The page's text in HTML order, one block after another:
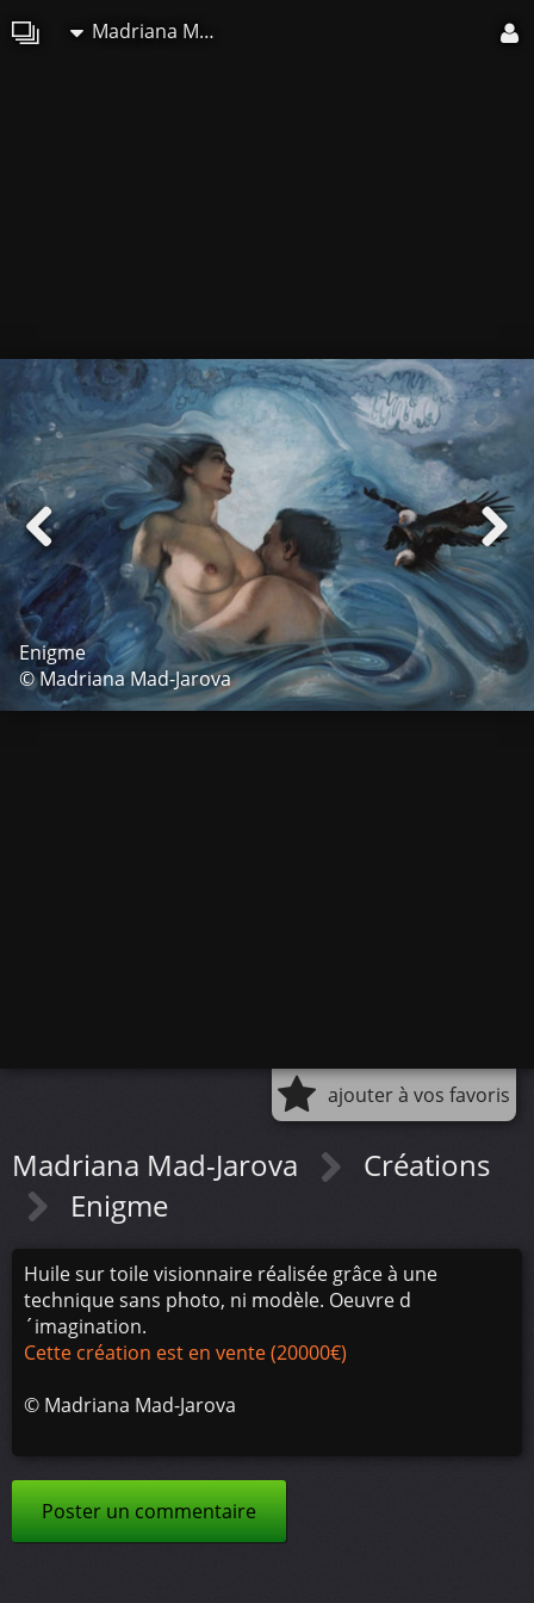
Madriana Mad-Jarova
Enigme
© Madriana Mad-Jarova
ajouter à vos favoris
Madriana Mad-Jarova
Créations
Enigme
Huile sur toile visionnaire réalisée grâce à une
technique sans photo, ni modèle. Oeuvre d
´imagination.
Cette création est en vente (20000€)
© Madriana Mad-Jarova
Poster un commentaire